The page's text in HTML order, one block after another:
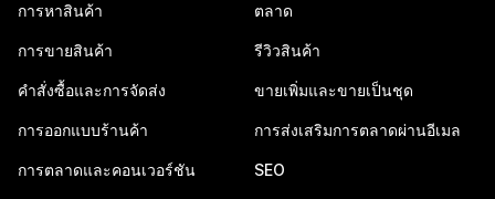
การหาสินค้า
การขายสินค้า
คำสั่งซื้อและการจัดส่ง
การออกแบบร้านค้า
การตลาดและคอนเวอร์ชัน
ตลาด
รีวิวสินค้า
ขายเพิ่มและขายเป็นชุด
การส่งเสริมการตลาดผ่านอีเมล
SEO